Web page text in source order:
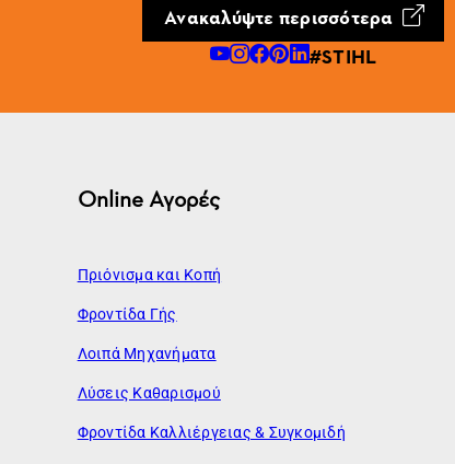
Ανακαλύψτε περισσότερα
#STIHL
Online Αγορές
Πριόνισμα και Κοπή
Φροντίδα Γής
Λοιπά Μηχανήματα
Λύσεις Καθαρισμού
Φροντίδα Καλλιέργειας & Συγκομιδή